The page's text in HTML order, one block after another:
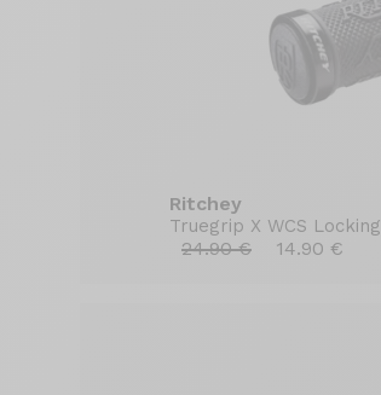
Ritchey
Truegrip X WCS Locking
24.90 € 14.90 €